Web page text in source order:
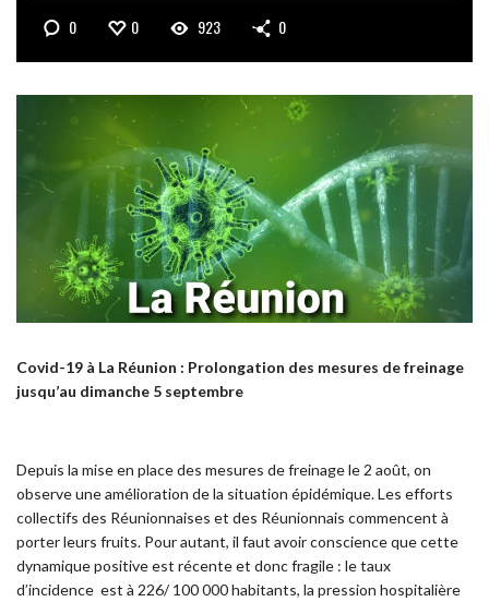
0 0 923 0
Covid-19 à La Réunion : Prolongation des mesures de freinage
jusqu’au dimanche 5 septembre
Depuis la mise en place des mesures de freinage le 2 août, on
observe une amélioration de la situation épidémique. Les efforts
collectifs des Réunionnaises et des Réunionnais commencent à
porter leurs fruits. Pour autant, il faut avoir conscience que cette
dynamique positive est récente et donc fragile : letaux
d’incidence est à 226/ 100 000 habitants, la pression hospitalière